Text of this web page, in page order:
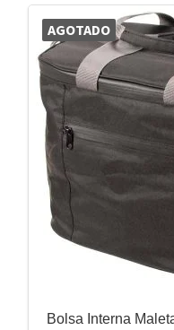
AGOTADO
Bolsa Interna